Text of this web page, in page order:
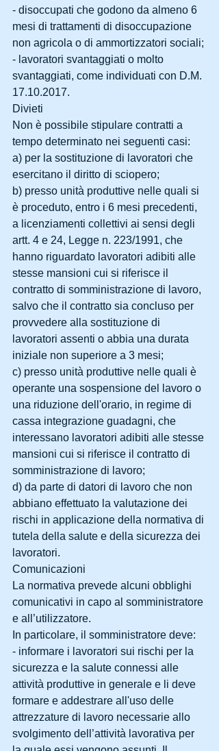
- disoccupati che godono da almeno 6
mesi di trattamenti di disoccupazione
non agricola o di ammortizzatori sociali;
- lavoratori svantaggiati o molto
svantaggiati, come individuati con D.M.
17.10.2017.
Divieti
Non è possibile stipulare contratti a
tempo determinato nei seguenti casi:
a) per la sostituzione di lavoratori che
esercitano il diritto di sciopero;
b) presso unità produttive nelle quali si
è proceduto, entro i 6 mesi precedenti,
a licenziamenti collettivi ai sensi degli
artt. 4 e 24, Legge n. 223/1991, che
hanno riguardato lavoratori adibiti alle
stesse mansioni cui si riferisce il
contratto di somministrazione di lavoro,
salvo che il contratto sia concluso per
provvedere alla sostituzione di
lavoratori assenti o abbia una durata
iniziale non superiore a 3 mesi;
c) presso unità produttive nelle quali è
operante una sospensione del lavoro o
una riduzione dell'orario, in regime di
cassa integrazione guadagni, che
interessano lavoratori adibiti alle stesse
mansioni cui si riferisce il contratto di
somministrazione di lavoro;
d) da parte di datori di lavoro che non
abbiano effettuato la valutazione dei
rischi in applicazione della normativa di
tutela della salute e della sicurezza dei
lavoratori.
Comunicazioni
La normativa prevede alcuni obblighi
comunicativi in capo al somministratore
e all’utilizzatore.
In particolare, il somministratore deve:
- informare i lavoratori sui rischi per la
sicurezza e la salute connessi alle
attività produttive in generale e li deve
formare e addestrare all'uso delle
attrezzature di lavoro necessarie allo
svolgimento dell’attività lavorativa per